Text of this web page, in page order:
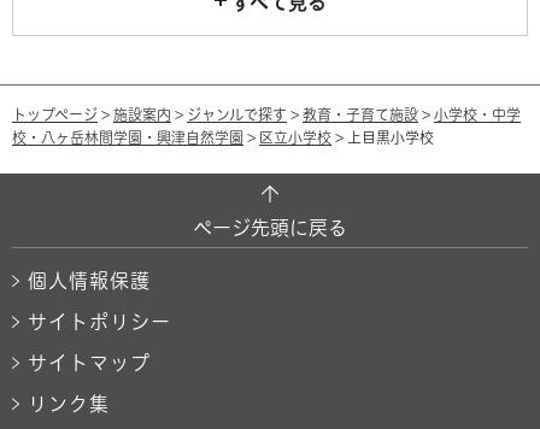
トップページ > 施設案内 > ジャンルで探す > 教育・子育て施設 > 小学校・中学
校・八ヶ岳林間学園・興津自然学園 > 区立小学校 > 上目黒小学校
ページ先頭に戻る
個人情報保護
サイトポリシー
サイトマップ
リンク集